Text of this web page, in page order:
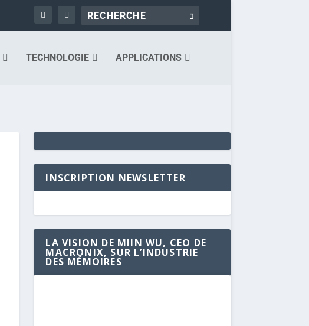
TECHNOLOGIE APPLICATIONS
INSCRIPTION NEWSLETTER
LA VISION DE MIIN WU, CEO DE
MACRONIX, SUR L’INDUSTRIE
DES MÉMOIRES